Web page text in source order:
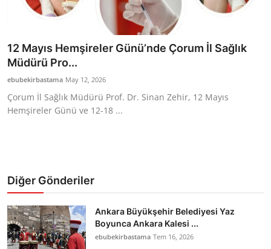
12 Mayıs Hemşireler Günü’nde Çorum İl Sağlık
Müdürü Pro...
ebubekirbastama May 12, 2026
Çorum İl Sağlık Müdürü Prof. Dr. Sinan Zehir, 12 Mayıs
Hemşireler Günü ve 12-18 ...
Diğer Gönderiler
Ankara Büyükşehir Belediyesi Yaz
Boyunca Ankara Kalesi ...
ebubekirbastama Tem 16, 2026